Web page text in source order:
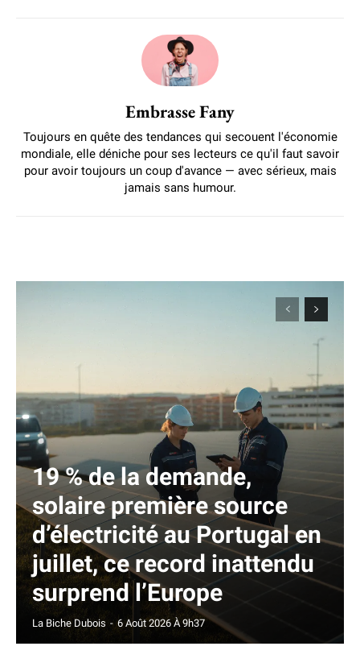
Embrasse Fany
Toujours en quête des tendances qui secouent l'économie
mondiale, elle déniche pour ses lecteurs ce qu'il faut savoir
pour avoir toujours un coup d'avance — avec sérieux, mais
jamais sans humour.
19 % de la demande,
solaire première source
d’électricité au Portugal en
juillet, ce record inattendu
surprend l’Europe
La Biche Dubois - 6 Août 2026 À 9h37